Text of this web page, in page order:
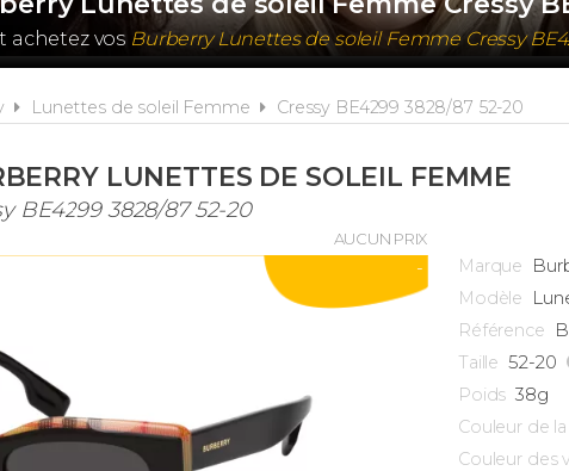
achetez vos Burberry Lunettes de soleil Femme Cressy
Lunettes de soleil Femme Cressy BE4299 3828/87 52-20
LUNETTES DE SOLEIL FEMME
BE4299 3828/87 52-20
AUCUN PRIX
- Marque
Modèle
Référence
Taille 52-20
Poids 38g
Couleur de
Couleur des